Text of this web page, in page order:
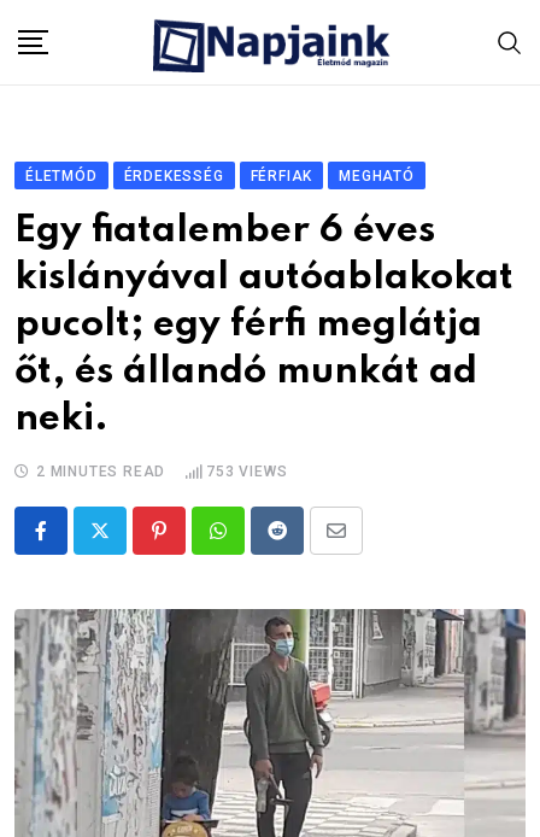
ÉLETMÓD ÉRDEKESSÉG FÉRFIAK MEGHATÓ
Egy fiatalember 6 éves
kislányával autóablakokat
pucolt; egy férfi meglátja
őt, és állandó munkát ad
neki.
2 MINUTES READ 753 VIEWS
PinterestWhatsappRedditShare
Email